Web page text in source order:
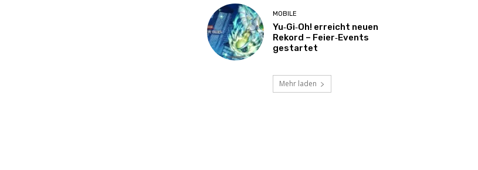
MOBILE
Yu‑Gi‑Oh! erreicht neuen
Rekord – Feier‑Events
gestartet
Mehr laden